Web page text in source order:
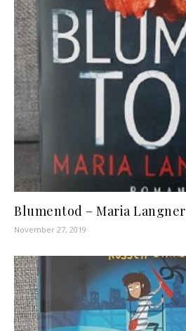
Blumentod – Maria Langner
November 27, 2019